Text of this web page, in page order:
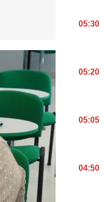
05:30
05:20
05:05
04:50